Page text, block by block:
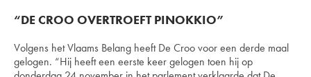
“DE CROO OVERTROEFT PINOKKIO”
Volgens het Vlaams Belang heeft De Croo voor een derde maal
gelogen. “Hij heeft een eerste keer gelogen toen hij op